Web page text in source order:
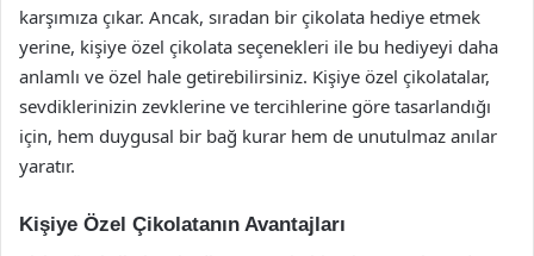
karşımıza çıkar. Ancak, sıradan bir çikolata hediye etmek
yerine, kişiye özel çikolata seçenekleri ile bu hediyeyi daha
anlamlı ve özel hale getirebilirsiniz. Kişiye özel çikolatalar,
sevdiklerinizin zevklerine ve tercihlerine göre tasarlandığı
için, hem duygusal bir bağ kurar hem de unutulmaz anılar
yaratır.
Kişiye Özel Çikolatanın Avantajları